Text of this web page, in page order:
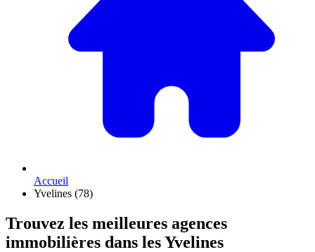
Accueil
Yvelines (78)
Trouvez les meilleures agences
immobilières dans les Yvelines